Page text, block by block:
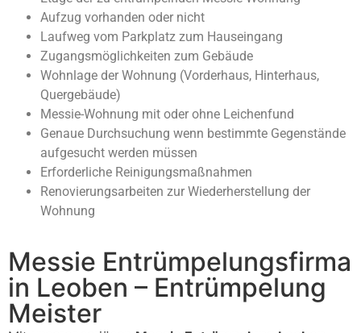
Aufzug vorhanden oder nicht
Laufweg vom Parkplatz zum Hauseingang
Zugangsmöglichkeiten zum Gebäude
Wohnlage der Wohnung (Vorderhaus, Hinterhaus,
Quergebäude)
Messie-Wohnung mit oder ohne Leichenfund
Genaue Durchsuchung wenn bestimmte Gegenstände
aufgesucht werden müssen
Erforderliche Reinigungsmaßnahmen
Renovierungsarbeiten zur Wiederherstellung der
Wohnung
Messie Entrümpelungsfirma
in Leoben – Entrümpelung
Meister